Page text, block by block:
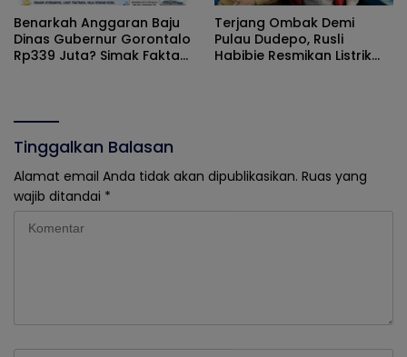
Benarkah Anggaran Baju
Dinas Gubernur Gorontalo
Rp339 Juta? Simak Fakta
Terjang Ombak Demi
Pulau Dudepo, Rusli
Habibie Resmikan Listrik
Tinggalkan Balasan
Alamat email Anda tidak akan dipublikasikan. Ruas yang
wajib ditandai *